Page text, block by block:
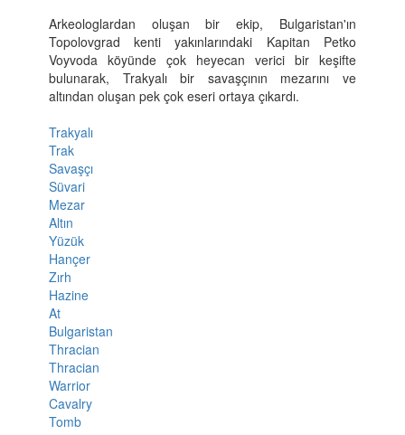
Arkeologlardan oluşan bir ekip, Bulgaristan'ın
Topolovgrad kenti yakınlarındaki Kapitan Petko
Voyvoda köyünde çok heyecan verici bir keşifte
bulunarak, Trakyalı bir savaşçının mezarını ve
altından oluşan pek çok eseri ortaya çıkardı.
Trakyalı
Trak
Savaşçı
Süvari
Mezar
Altın
Yüzük
Hançer
Zırh
Hazine
At
Bulgaristan
Thracian
Thracian
Warrior
Cavalry
Tomb